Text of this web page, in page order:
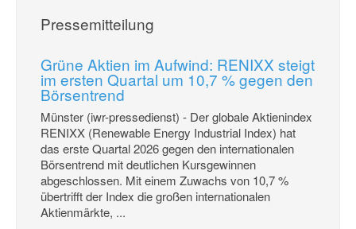
Pressemitteilung
Grüne Aktien im Aufwind: RENIXX steigt
im ersten Quartal um 10,7 % gegen den
Börsentrend
Münster (iwr-pressedienst) - Der globale Aktienindex
RENIXX (Renewable Energy Industrial Index) hat
das erste Quartal 2026 gegen den internationalen
Börsentrend mit deutlichen Kursgewinnen
abgeschlossen. Mit einem Zuwachs von 10,7 %
übertrifft der Index die großen internationalen
Aktienmärkte, ...